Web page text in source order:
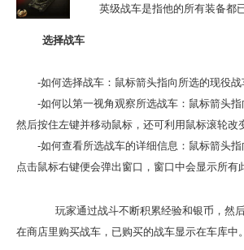
英级战车是指他的所有装备都
选择战车
-如何选择战车：鼠标箭头指向所选的现役战
-如何以第一视角观察所选战车：鼠标箭头指
然后按住左键并移动鼠标，还可利用鼠标滚轮改
-如何查看所选战车的详细信息：鼠标箭头指
点击鼠标右键便会弹出窗口，窗口中会显示所有
玩家通过战斗不断积累经验和银币，然后
在商店里购买战车，已购买的战车显示在车库中。